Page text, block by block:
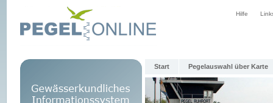
Hilfe
Start Pegelauswahl über Karte